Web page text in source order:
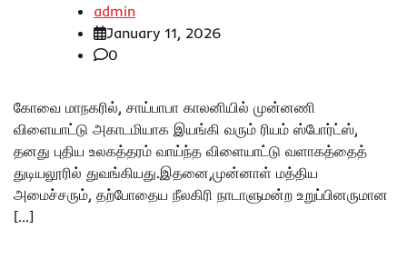
admin
January 11, 2026
0
கோவை மாநகரில், சாய்பாபா காலனியில் முன்னணி
விளையாட்டு அகாடமியாக இயங்கி வரும் ரியம் ஸ்போர்ட்ஸ்,
தனது புதிய உலகத்தரம் வாய்ந்த விளையாட்டு வளாகத்தைத்
துடியலூரில் துவங்கியது.இதனை,முன்னாள் மத்திய
அமைச்சரும், தற்போதைய நீலகிரி நாடாளுமன்ற உறுப்பினருமான
[…]